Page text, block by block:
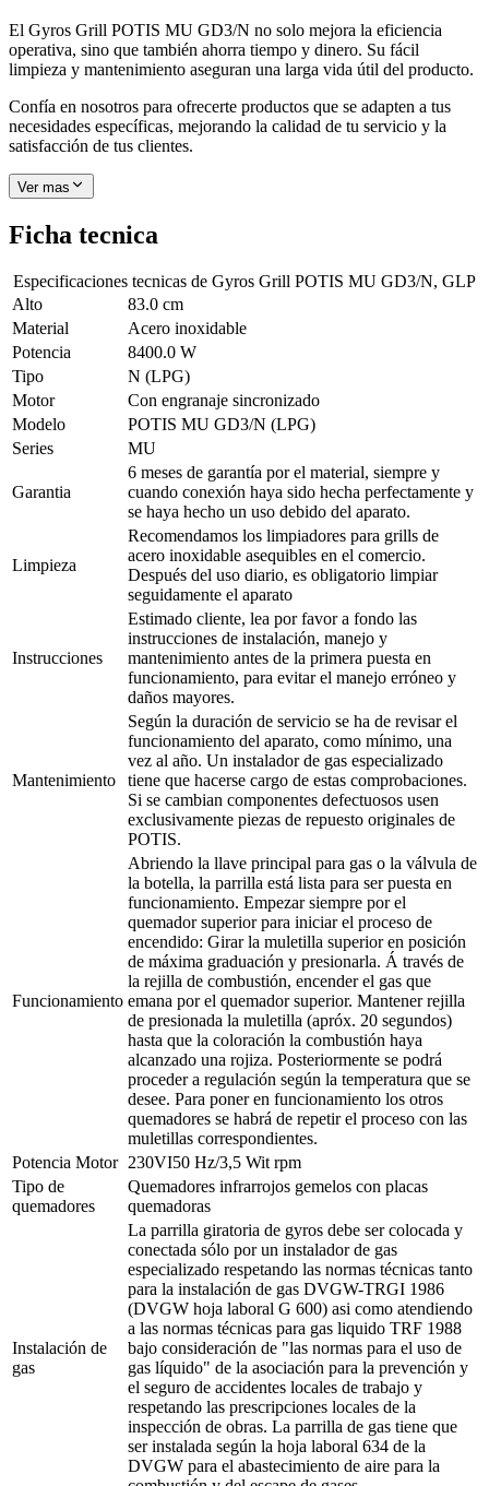
El Gyros Grill POTIS MU GD3/N no solo mejora la eficiencia
operativa, sino que también ahorra tiempo y dinero. Su fácil
limpieza y mantenimiento aseguran una larga vida útil del producto.
Confía en nosotros para ofrecerte productos que se adapten a tus
necesidades específicas, mejorando la calidad de tu servicio y la
satisfacción de tus clientes.
Ver mas
Ficha tecnica
Especificaciones tecnicas de Gyros Grill POTIS MU GD3/N, GLP
Alto
83.0 cm
Material
Acero inoxidable
Potencia
8400.0 W
Tipo
N (LPG)
Motor
Con engranaje sincronizado
Modelo
POTIS MU GD3/N (LPG)
Series
MU
Garantia
6 meses de garantía por el material, siempre y
cuando conexión haya sido hecha perfectamente y
se haya hecho un uso debido del aparato.
Limpieza
Recomendamos los limpiadores para grills de
acero inoxidable asequibles en el comercio.
Después del uso diario, es obligatorio limpiar
seguidamente el aparato
Instrucciones
Estimado cliente, lea por favor a fondo las
instrucciones de instalación, manejo y
mantenimiento antes de la primera puesta en
funcionamiento, para evitar el manejo erróneo y
daños mayores.
Mantenimiento
Según la duración de servicio se ha de revisar el
funcionamiento del aparato, como mínimo, una
vez al año. Un instalador de gas especializado
tiene que hacerse cargo de estas comprobaciones.
Si se cambian componentes defectuosos usen
exclusivamente piezas de repuesto originales de
POTIS.
Funcionamiento
Abriendo la llave principal para gas o la válvula de
la botella, la parrilla está lista para ser puesta en
funcionamiento. Empezar siempre por el
quemador superior para iniciar el proceso de
encendido: Girar la muletilla superior en posición
de máxima graduación y presionarla. Á través de
la rejilla de combustión, encender el gas que
emana por el quemador superior. Mantener rejilla
de presionada la muletilla (apróx. 20 segundos)
hasta que la coloración la combustión haya
alcanzado una rojiza. Posteriormente se podrá
proceder a regulación según la temperatura que se
desee. Para poner en funcionamiento los otros
quemadores se habrá de repetir el proceso con las
muletillas correspondientes.
Potencia Motor 230VI50 Hz/3,5 Wit rpm
Tipo de
quemadores
Quemadores infrarrojos gemelos con placas
quemadoras
Instalación de
gas
La parrilla giratoria de gyros debe ser colocada y
conectada sólo por un instalador de gas
especializado respetando las normas técnicas tanto
para la instalación de gas DVGW-TRGI 1986
(DVGW hoja laboral G 600) asi como atendiendo
a las normas técnicas para gas liquido TRF 1988
bajo consideración de "las normas para el uso de
gas líquido" de la asociación para la prevención y
el seguro de accidentes locales de trabajo y
respetando las prescripciones locales de la
inspección de obras. La parrilla de gas tiene que
ser instalada según la hoja laboral 634 de la
DVGW para el abastecimiento de aire para la